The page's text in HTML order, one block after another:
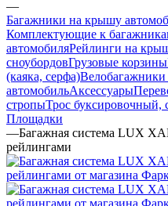
—
Багажники на крышу
Комплектующие к
автомобиляРейлинги на
сноубордовГрузовые корзины
(каяка, серфа)Велобагажники
автомобильАксессуары
стропыТрос буксировочный,
Площадки
—Багажная система LUX
рейлингами